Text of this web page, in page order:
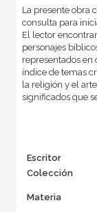
La presente obra
consulta para
El lector
personajes
representados en
índice de temas
la religión y el
significados que
Escritor
Colección
Materia